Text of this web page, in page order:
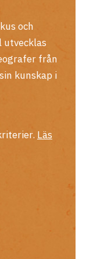
och
utvecklas
från
kunskap i
Läs